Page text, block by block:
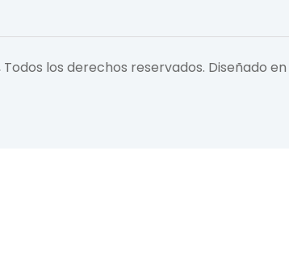
los derechos reservados. Diseñado en